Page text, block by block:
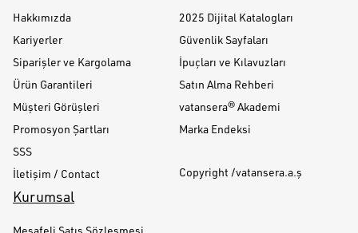
Hakkımızda
Kariyerler
Siparişler ve Kargolama
Ürün Garantileri
Müşteri Görüşleri
Promosyon Şartları
SSS
İletişim / Contact
2025 Dijital Katalogları
Güvenlik Sayfaları
İpuçları ve Kılavuzları
Satın Alma Rehberi
vatansera® Akademi
Marka Endeksi
Copyright /vatansera.a.ş
Kurumsal
Mesafeli Satış Sözleşmesi